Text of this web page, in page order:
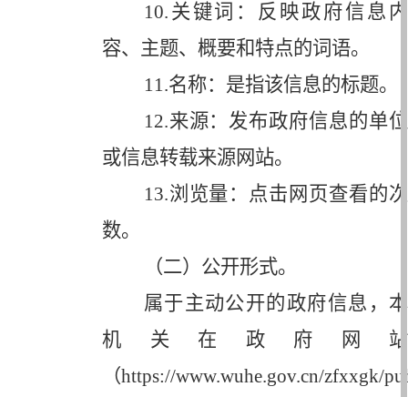
10. 关键词：反映政府信息内
容、主题、概要和特点的词语。
11.名称：是指该信息的标题。
12.来源：发布政府信息的单位
或信息转载来源网站。
13.浏览量：点击网页查看的次
数。
（二）公开形式。
属于主动公开的政府信息，本
机关在政府网站
（https://www.wuhe.gov.cn/zfxxgk/